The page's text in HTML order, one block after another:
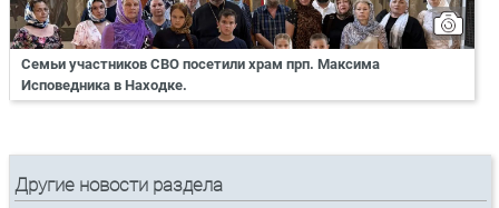
Семьи участников СВО посетили храм прп. Максима
Исповедника в Находке.
Другие новости раздела